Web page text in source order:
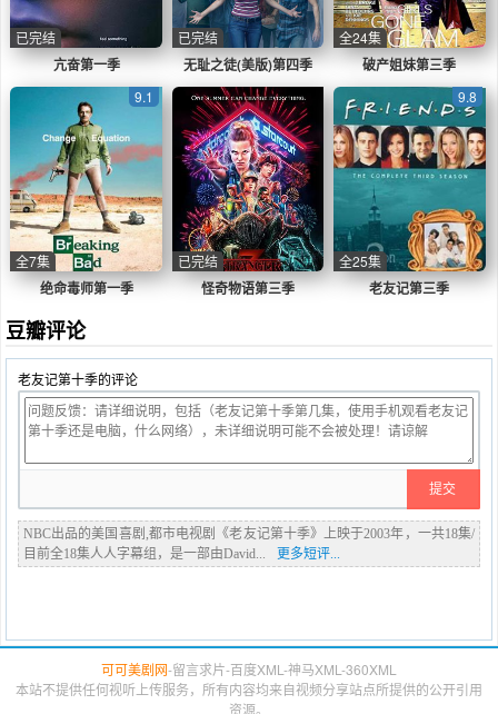
亢奋第一季
已完结
无耻之徒(美版)第四季
已完结
破产姐妹第三季
全24集
绝命毒师第一季
9.1
全7集
怪奇物语第三季
已完结
老友记第三季
9.8
全25集
豆瓣评论
老友记第十季的评论
NBC出品的美国喜剧,都市电视剧《老友记第十季》上映于2003年，一共18集/
目前全18集人人字幕组，是一部由David...
更多短评...
可可美剧网-留言求片-百度XML -神马XML -360XML
本站不提供任何视听上传服务，所有内容均来自视频分享站点所提供的公开引用
资源。